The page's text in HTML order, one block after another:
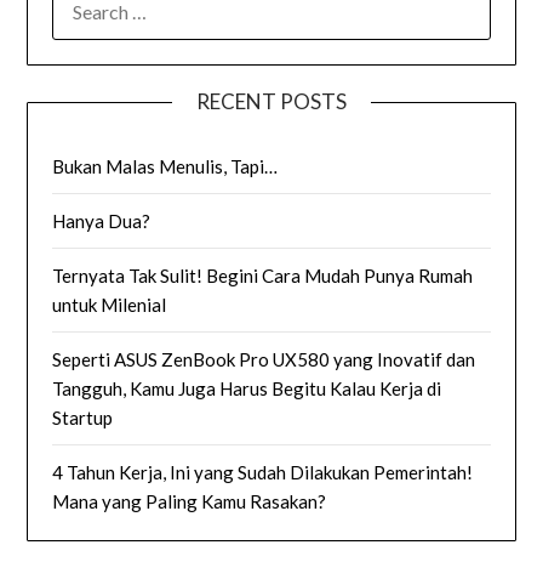
FOR:
RECENT POSTS
Bukan Malas Menulis, Tapi…
Hanya Dua?
Ternyata Tak Sulit! Begini Cara Mudah Punya Rumah
untuk Milenial
Seperti ASUS ZenBook Pro UX580 yang Inovatif dan
Tangguh, Kamu Juga Harus Begitu Kalau Kerja di
Startup
4 Tahun Kerja, Ini yang Sudah Dilakukan Pemerintah!
Mana yang Paling Kamu Rasakan?